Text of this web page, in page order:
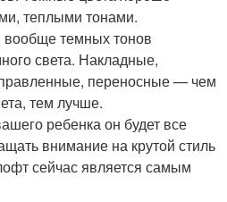
теплыми тонами.
темных тонов
света. Накладные,
переносные — чем
тем лучше.
ребенка он будет все
внимание на крутой стиль
сейчас является самым